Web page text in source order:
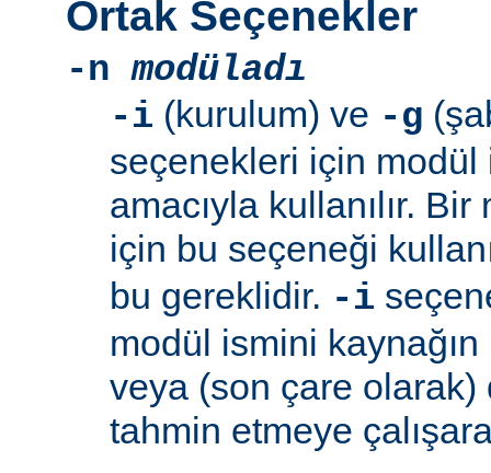
Ortak Seçenekler
-n modüladı
-i (kurulum) ve -g
seçenekleri için modül
amacıyla kullanılır.
için bu seçeneği
bu gereklidir. -i
modül ismini
veya (son çare
tahmin etmeye